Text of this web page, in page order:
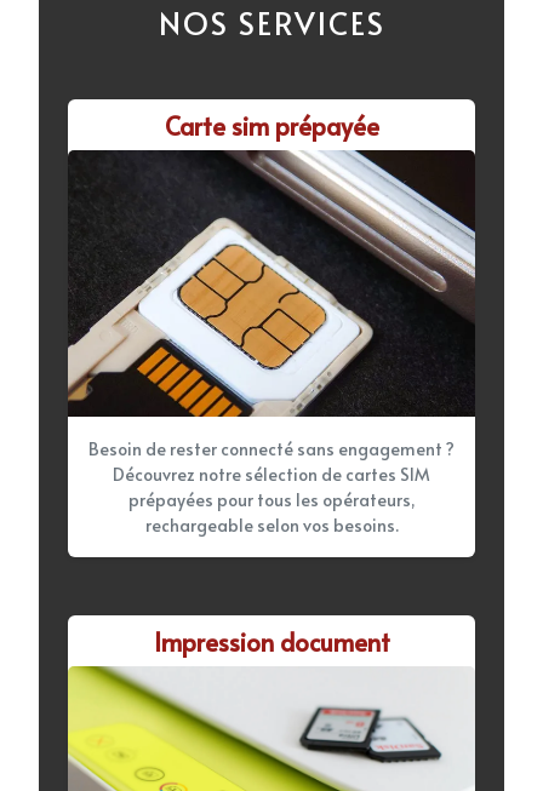
NOS SERVICES
Carte sim prépayée
Besoin de rester connecté sans engagement ?
Découvrez notre sélection de cartes SIM
prépayées pour tous les opérateurs,
rechargeable selon vos besoins.
Impression document